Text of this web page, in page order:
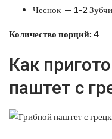
Чеснок — 1-2
Количество порций: 4
Как
паштет с